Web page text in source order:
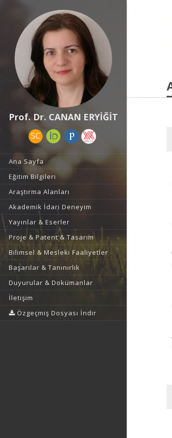
Prof. Dr. CANAN ERYİĞİT
Ana Sayfa
Eğitim Bilgileri
Araştırma Alanları
Akademik İdari Deneyim
Yayınlar & Eserler
Proje & Patent & Tasarım
Bilimsel & Mesleki Faaliyetler
Başarılar & Tanınırlık
Duyurular & Dokümanlar
İletişim
Özgeçmiş Dosyası İndir